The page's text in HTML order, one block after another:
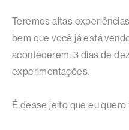
Teremos altas
bem que você já está
acontecerem: 3 dias de
experimentações.
É desse jeito que eu quero